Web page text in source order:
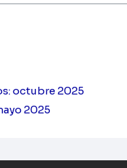
octubre 2025
2025